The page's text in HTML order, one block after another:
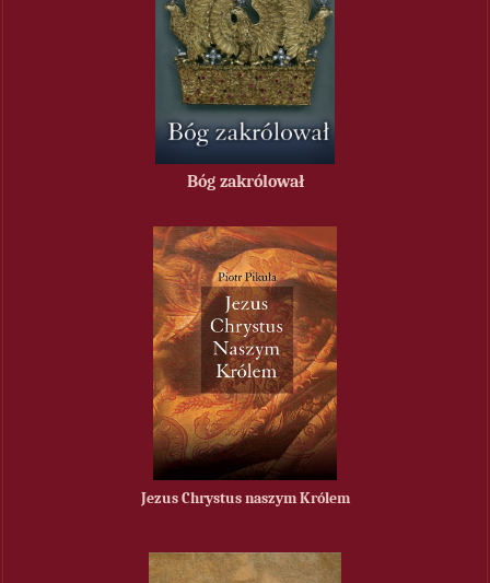
Bóg zakrólował
Jezus Chrystus naszym Królem